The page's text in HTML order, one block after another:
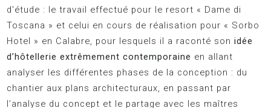
d'étude : le travail effectué pour le resort « Dame di
Toscana » et celui en cours de réalisation pour « Sorbo
Hotel » en Calabre, pour lesquels il a raconté son idée
d’hôtellerie extrêmement contemporaine en allant
analyser les différentes phases de la conception : du
chantier aux plans architecturaux, en passant par
l’analyse du concept et le partage avec les maîtres